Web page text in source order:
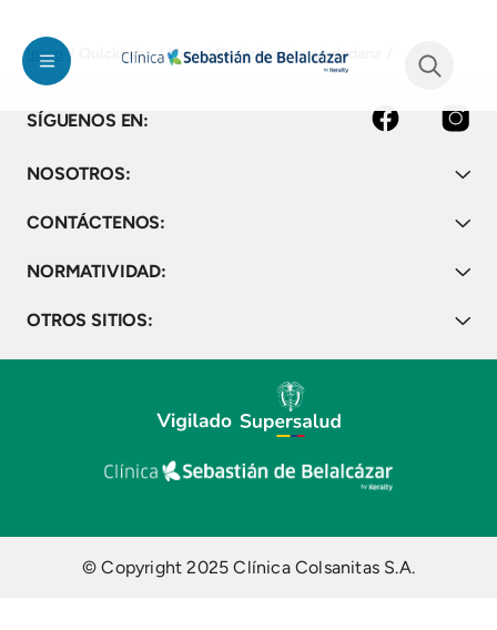
Inicio Quicktabs Nojs Participacion ciudadana
SÍGUENOS EN: Facebook Instagram
NOSOTROS:
CONTÁCTENOS:
NORMATIVIDAD:
OTROS SITIOS:
© Copyright 2025 Clínica Colsanitas S.A.